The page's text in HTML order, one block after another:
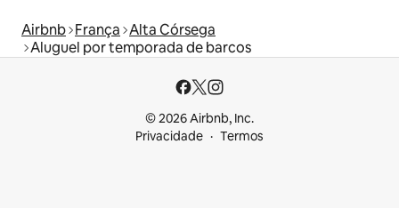
Airbnb França Alta Córsega
Aluguel por temporada de barcos
© 2026 Airbnb, Inc.
Privacidade
Termos